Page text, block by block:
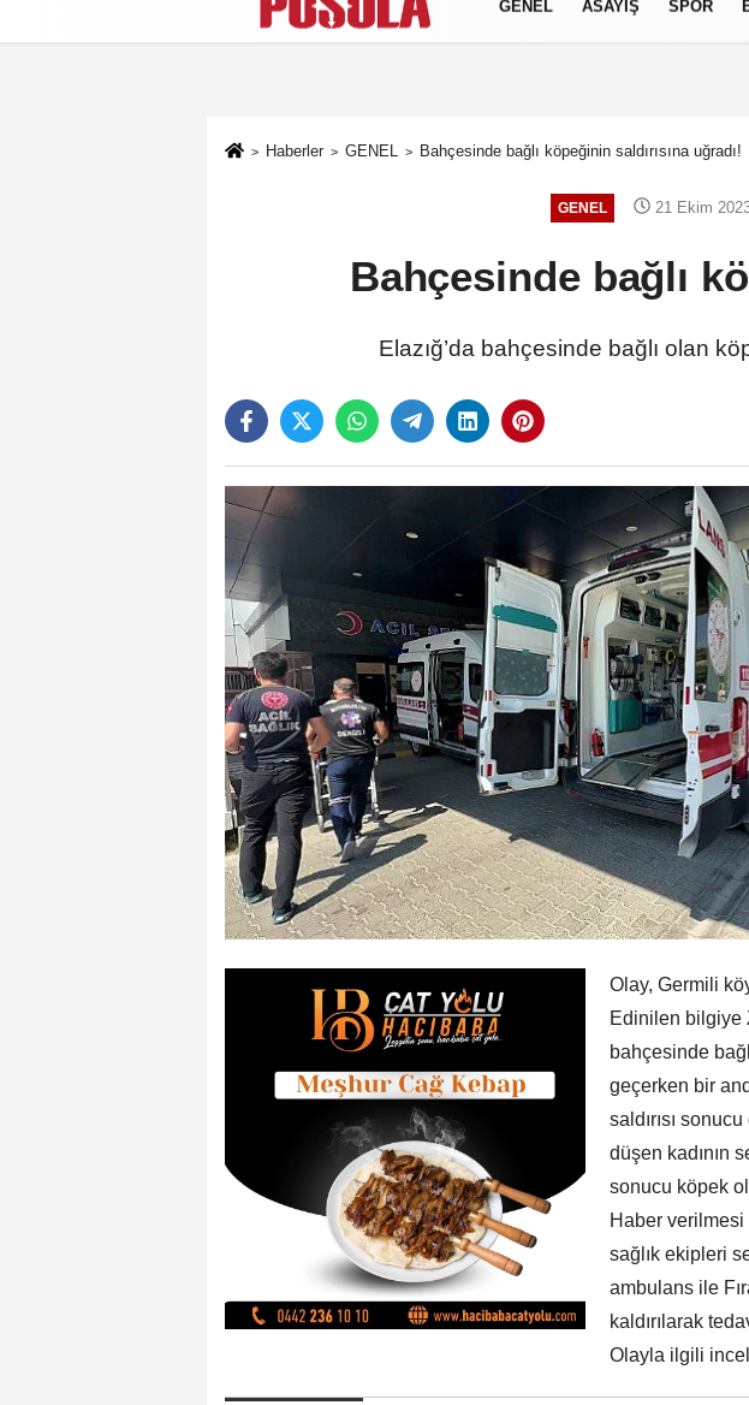
Künye İletişim Gizlilik Politikası
GENEL ASAYİŞ SPOR
Haberler GENEL Bahçesinde bağlı köpeğinin saldırısına uğradı!
GENEL 21 Ekim
Bahçesinde bağlı
Elazığ’da bahçesinde bağlı olan
Olay, Germili
Edinilen bilgiye
bahçesinde
geçerken bir
saldırısı
düşen kadının
sonucu köpek
Haber verilmesi
sağlık ekipleri
ambulans ile
kaldırılarak
Olayla ilgili